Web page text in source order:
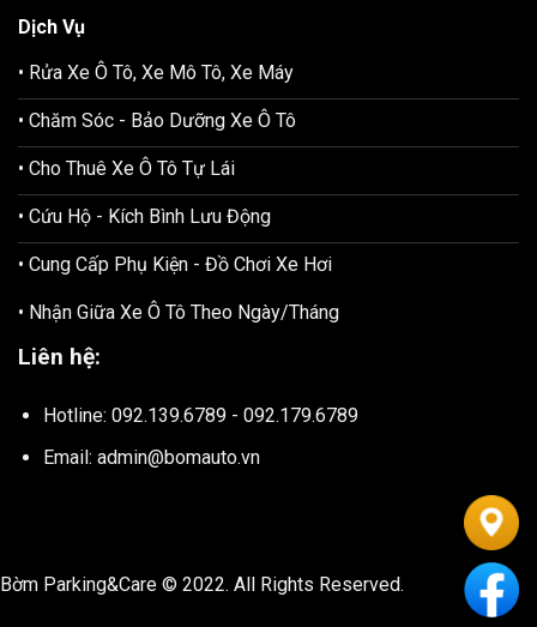
Dịch Vụ
• Rửa Xe Ô Tô, Xe Mô Tô, Xe Máy
• Chăm Sóc - Bảo Dưỡng Xe Ô Tô
• Cho Thuê Xe Ô Tô Tự Lái
• Cứu Hộ - Kích Bình Lưu Động
• Cung Cấp Phụ Kiện - Đồ Chơi Xe Hơi
• Nhận Giữa Xe Ô Tô Theo Ngày/Tháng
Liên hệ:
Hotline: 092.139.6789 - 092.179.6789
Email: admin@bomauto.vn
Bờm Parking&Care © 2022. All Rights Reserved.